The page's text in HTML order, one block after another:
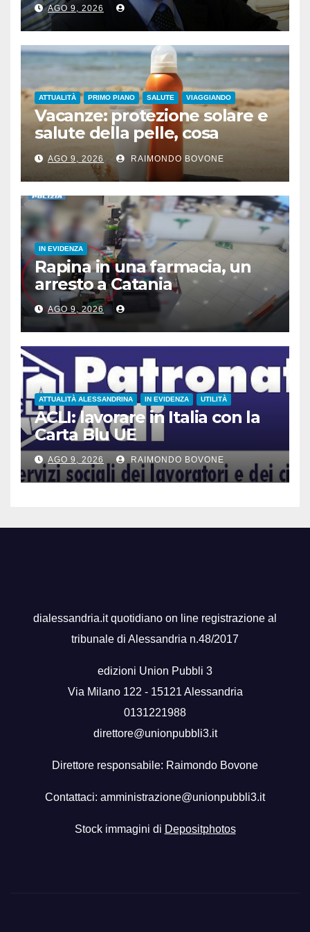
AGO 9, 2026
ATTUALITÀ PRIMO PIANO SALUTE VIAGGIANDO
Vacanze: protezione solare e
salute della pelle, cosa
dicono le evidenze
scientifiche
AGO 9, 2026 RAIMONDO BOVONE
IN EVIDENZA
Rapina in una farmacia, un
arresto a Catania
AGO 9, 2026
ATTUALITÀ ALESSANDRINA IN EVIDENZA UTILITÀ
ACLI: lavorare in Italia con la
Carta Blu UE
AGO 9, 2026 RAIMONDO BOVONE
dialessandria.it quotidiano on line registrazione al
tribunale di Alessandria n.48/2017
edizioni Union Pubbli 3
Via Milano 122 - 15121 Alessandria
0131221988
direttore@unionpubbli3.it
Direttore responsabile: Raimondo Bovone
Contattaci: amministrazione@unionpubbli3.it
Stock immagini di Depositphotos